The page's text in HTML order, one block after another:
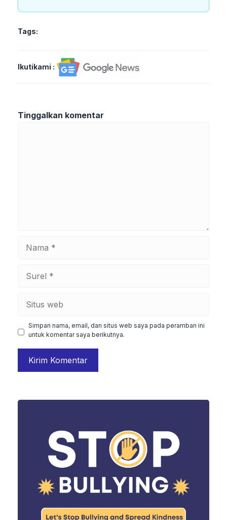
Tags:
Ikutikami :
Tinggalkan komentar
Simpan nama, email, dan situs web saya pada peramban ini
untuk komentar saya berikutnya.